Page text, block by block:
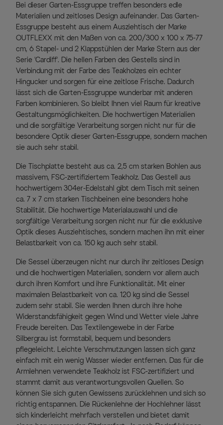
Bei dieser Garten-Essgruppe treffen besonders edle
Materialien und zeitloses Design aufeinander. Das Garten-
Essgruppe besteht aus einem Ausziehtisch der Marke
OUTFLEXX mit den Maßen von ca. 200/300 x 100 x 75-77
cm, 6 Stapel- und 2 Klappstühlen der Marke Stern aus der
Serie 'Cardiff'. Die hellen Farben des Gestells sind in
Verbindung mit der Farbe des Teakholzes ein echter
Hingucker und sorgen für eine zeitlose Frische. Dadurch
lässt sich die Garten-Essgruppe wunderbar mit anderen
Farben kombinieren. So bleibt Ihnen viel Raum für kreative
Gestaltungsmöglichkeiten. Die hochwertigen Materialien
und die sorgfältige Verarbeitung sorgen nicht nur für die
besondere Optik dieser Garten-Essgruppe, sondern machen
sie auch sehr stabil.
Die Tischplatte besteht aus ca. 2,5 cm starken Bohlen aus
massivem, FSC-zertifiziertem Teakholz. Das Gestell aus
hochwertigem 304er-Edelstahl gibt dem Tisch mit seinen
ca. 7 x 7 cm starken Tischbeinen eine besonders hohe
Stabilität. Die hochwertige Materialauswahl und die
sorgfältige Verarbeitung sorgen nicht nur für die exklusive
Optik dieses Ausziehtisches, sondern machen ihn mit einer
Belastbarkeit von ca. 150 kg auch sehr stabil.
Die Sessel überzeugen nicht nur durch ihr zeitloses Design
und die hochwertigen Materialien, sondern vor allem auch
durch ihren Komfort und ihre Funktionalität. Mit einer
maximalen Belastbarkeit von ca. 120 kg sind die Sessel
zudem sehr stabil. Sie werden Ihnen durch ihre hohe
Widerstandsfähigkeit gegen Wind und Wetter viele Jahre
Freude bereiten. Das Textilengewebe in der Farbe
Silbergrau ist formstabil, bequem und besonders
pflegeleicht. Leichte Verschmutzungen lassen sich ganz
einfach mit ein wenig Wasser wieder entfernen. Das für die
Armlehnen verwendete Teakholz ist FSC-zertifiziert und
stammt damit aus verantwortungsvollen Quellen. So
können Sie sich guten Gewissens zurücklehnen und sich so
richtig entspannen. Die Rückenlehne der Hochlehner lässt
sich kinderleicht mehrfach verstellen und bietet damit